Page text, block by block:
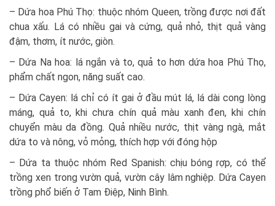
– Dứa hoa Phú Thọ: thuộc nhóm Queen, trồng được nơi đất
chua xấu. Lá có nhiều gai và cứng, quả nhỏ, thịt quả vàng
đậm, thơm, ít nước, giòn.
– Dứa Na hoa: lá ngắn và to, quả to hơn dứa hoa Phú Thọ,
phẩm chất ngon, năng suất cao.
– Dứa Cayen: lá chỉ có ít gai ở đầu mút lá, lá dài cong lòng
máng, quả to, khi chưa chín quả màu xanh đen, khi chín
chuyển màu da đồng. Quả nhiều nước, thịt vàng ngà, mắt
dứa to và nông, vỏ mỏng, thích hợp với đóng hộp
– Dứa ta thuộc nhóm Red Spanish: chịu bóng rợp, có thể
trồng xen trong vườn quả, vườn cây lâm nghiệp. Dứa Cayen
trồng phổ biến ở Tam Điệp, Ninh Bình.